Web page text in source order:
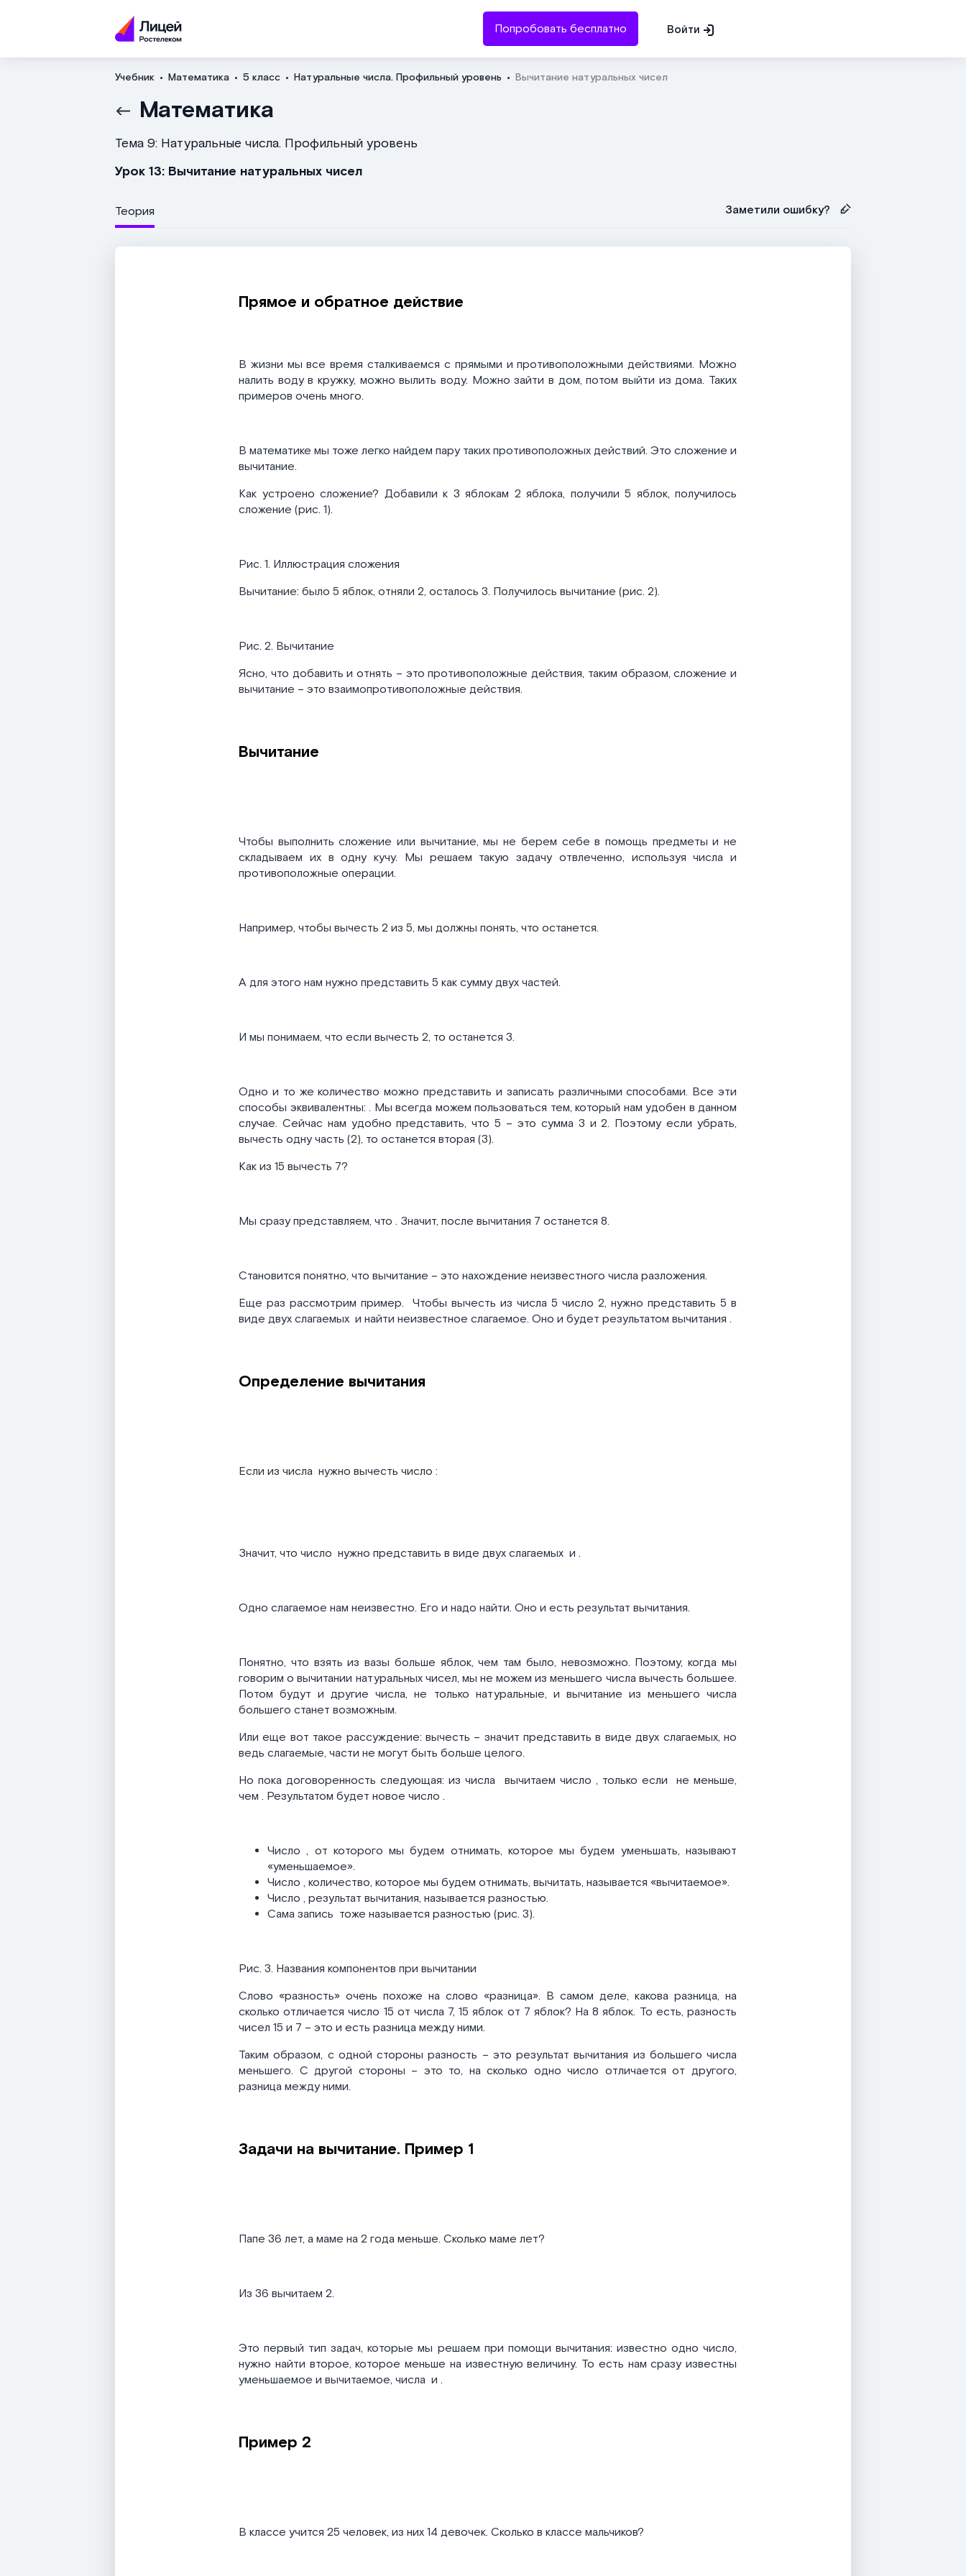
Попробовать бесплатно Войти
Учебник Математика 5 класс Натуральные числа. Профильный уровень Вычитание натуральных чисел
Математика
Тема 9: Натуральные числа. Профильный уровень
Урок 13: Вычитание натуральных чисел
Теория Заметили ошибку?
Прямое и обратное действие
В жизни мы все время сталкиваемся с прямыми и противоположными действиями. Можно
налить воду в кружку, можно вылить воду. Можно зайти в дом, потом выйти из дома. Таких
примеров очень много.
В математике мы тоже легко найдем пару таких противоположных действий. Это сложение и
вычитание.
Как устроено сложение? Добавили к 3 яблокам 2 яблока, получили 5 яблок, получилось
сложение (рис. 1).
Рис. 1. Иллюстрация сложения
Вычитание: было 5 яблок, отняли 2, осталось 3. Получилось вычитание (рис. 2).
Рис. 2. Вычитание
Ясно, что добавить и отнять – это противоположные действия, таким образом, сложение и
вычитание – это взаимопротивоположные действия.
Вычитание
Чтобы выполнить сложение или вычитание, мы не берем себе в помощь предметы и не
складываем их в одну кучу. Мы решаем такую задачу отвлеченно, используя числа и
противоположные операции.
Например, чтобы вычесть 2 из 5, мы должны понять, что останется.
А для этого нам нужно представить 5 как сумму двух частей.
И мы понимаем, что если вычесть 2, то останется 3.
Одно и то же количество можно представить и записать различными способами. Все эти
способы эквивалентны: . Мы всегда можем пользоваться тем, который нам удобен в данном
случае. Сейчас нам удобно представить, что 5 – это сумма 3 и 2. Поэтому если убрать,
вычесть одну часть (2), то останется вторая (3).
Как из 15 вычесть 7?
Мы сразу представляем, что . Значит, после вычитания 7 останется 8.
Становится понятно, что вычитание – это нахождение неизвестного числа разложения.
Еще раз рассмотрим пример.
Чтобы вычесть из числа 5 число 2, нужно представить 5 в
виде двух слагаемых и найти неизвестное слагаемое. Оно и будет результатом вычитания .
Определение вычитания
Если из числа нужно вычесть число :
Значит, что число нужно представить в виде двух слагаемых и .
Одно слагаемое нам неизвестно. Его и надо найти. Оно и есть результат вычитания.
Понятно, что взять из вазы больше яблок, чем там было, невозможно. Поэтому, когда мы
говорим о вычитании натуральных чисел, мы не можем из меньшего числа вычесть большее.
Потом будут и другие числа, не только натуральные, и вычитание из меньшего числа
большего станет возможным.
Или еще вот такое рассуждение: вычесть – значит представить в виде двух слагаемых, но
ведь слагаемые, части не могут быть больше целого.
Но пока договоренность следующая: из числа
вычитаем число , только если
не меньше,
чем . Результатом будет новое число .
Число, от которого мы будем отнимать, которое мы будем уменьшать, называют
«уменьшаемое».
Число , количество, которое мы будем отнимать, вычитать, называется «вычитаемое».
Число , результат вычитания, называется разностью.
Сама запись тоже называется разностью (рис. 3).
Рис. 3. Названия компонентов при вычитании
Слово «разность» очень похоже на слово «разница». В самом деле, какова разница, на
сколько отличается число 15 от числа 7, 15 яблок от 7 яблок? На 8 яблок. То есть, разность
чисел 15 и 7 – это и есть разница между ними.
Таким образом, с одной стороны разность – это результат вычитания из большего числа
меньшего. С другой стороны – это то, на сколько одно число отличается от другого,
разница между ними.
Задачи на вычитание. Пример 1
Папе 36 лет, а маме на 2 года меньше. Сколько маме лет?
Из 36 вычитаем 2.
Это первый тип задач, которые мы решаем при помощи вычитания: известно одно число,
нужно найти второе, которое меньше на известную величину. То есть нам сразу известны
уменьшаемое и вычитаемое, числа и .
Пример 2
В классе учится 25 человек, из них 14 девочек. Сколько в классе мальчиков?